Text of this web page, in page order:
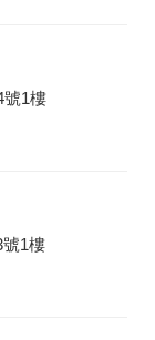
號1樓
1樓